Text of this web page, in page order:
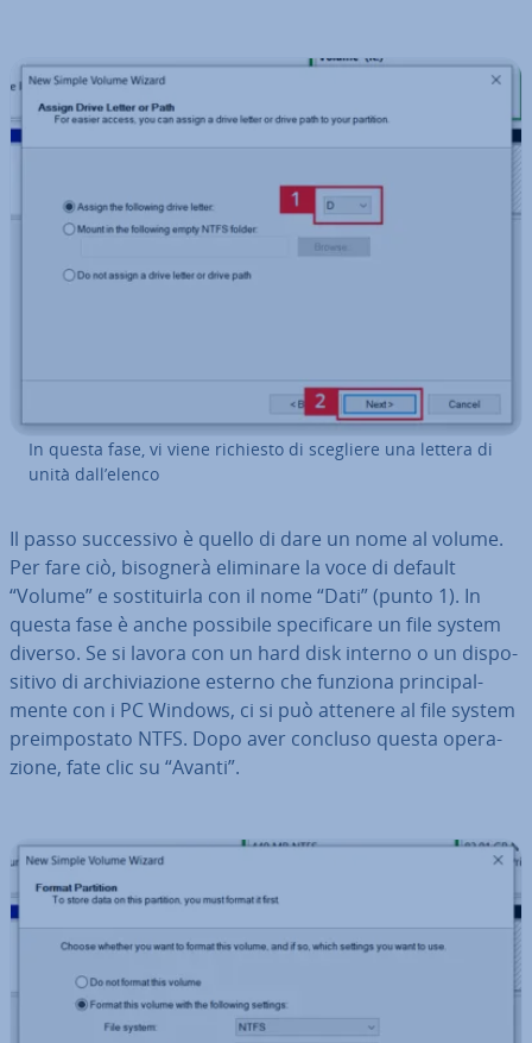
In questa fase, vi viene richiesto di scegliere una lettera di
unità dall’elenco
Il passo suc­ces­si­vo è quello di dare un nome al volume.
Per fare ciò, bisognerà eliminare la voce di default
“Volume” e so­sti­tuir­la con il nome “Dati” (punto 1). In
questa fase è anche possibile spe­ci­fi­ca­re un file system
diverso. Se si lavora con un hard disk interno o un di­spo­
si­ti­vo di ar­chi­via­zio­ne esterno che funziona prin­ci­pal­
men­te con i PC Windows, ci si può attenere al file system
pre­im­po­sta­to NTFS. Dopo aver concluso questa ope­ra­
zio­ne, fate clic su “Avanti”.